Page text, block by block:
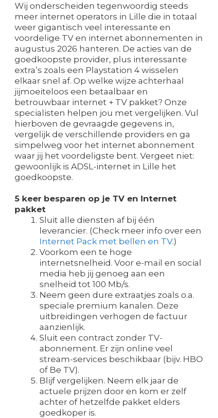
Wij onderscheiden tegenwoordig steeds
meer internet operators in Lille die in totaal
weer gigantisch veel interessante en
voordelige TV en internet abonnementen in
augustus 2026 hanteren. De acties van de
goedkoopste provider, plus interessante
extra’s zoals een Playstation 4 wisselen
elkaar snel af. Op welke wijze achterhaal
jijmoeiteloos een betaalbaar en
betrouwbaar internet + TV pakket? Onze
specialisten helpen jou met vergelijken. Vul
hierboven de gevraagde gegevens in,
vergelijk de verschillende providers en ga
simpelweg voor het internet abonnement
waar jij het voordeligste bent. Vergeet niet:
gewoonlijk is ADSL-internet in Lille het
goedkoopste.
5 keer besparen op je TV en Internet
pakket
Sluit alle diensten af bij één
leverancier. (Check meer info over een
Internet Pack met bellen en TV.)
Voorkom een te hoge
internetsnelheid. Voor e-mail en social
media heb jij genoeg aan een
snelheid tot 100 Mb/s.
Neem geen dure extraatjes zoals o.a.
speciale premium kanalen. Deze
uitbreidingen verhogen de factuur
aanzienlijk.
Sluit een contract zonder TV-
abonnement. Er zijn online veel
stream-services beschikbaar (bijv. HBO
of Be TV).
Blijf vergelijken. Neem elk jaar de
actuele prijzen door en kom er zelf
achter of hetzelfde pakket elders
goedkoper is.